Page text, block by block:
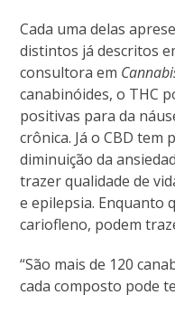
Cada uma delas
distintos já descritos
consultora em
canabinóides, o THC
positivas para da
crônica. Já o CBD
diminuição da
trazer qualidade de
e epilepsia. Enquanto
cariofleno, podem
“São mais de 120
cada composto pode